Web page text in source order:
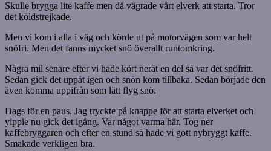
Skulle brygga lite kaffe men då vägrade vårt elverk att starta. Tror
det köldstrejkade.
Men vi kom i alla i väg och körde ut på motorvägen som var helt
snöfri. Men det fanns mycket snö överallt runtomkring.
Några mil senare efter vi hade kört neråt en del så var det snöfritt.
Sedan gick det uppåt igen och snön kom tillbaka. Sedan började den
även komma uppifrån som lätt flyg snö.
Dags för en paus. Jag tryckte på knappe för att starta elverket och
yippie nu gick det igång. Var något varma här. Tog ner
kaffebryggaren och efter en stund så hade vi gott nybryggt kaffe.
Smakade verkligen bra.